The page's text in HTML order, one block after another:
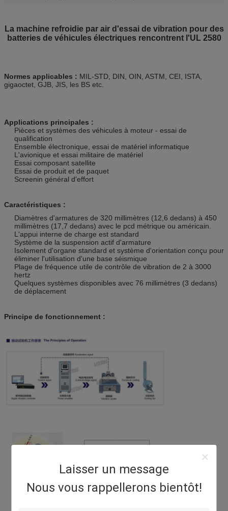
Laisser un message
Nous vous rappellerons bientôt!
La machine refroidie par air d'essai de vibration pour des
batteries de véhicules électriques rencontrent l'UL 2580
Normes applicables : MIL-STD, DIN, OIN, ASTM, CEI, ISTA,
gigaoctet, GJB, JIS, les BS etc.
Applications principales :
Pièces et systèmes des véhicules à moteur - essai de
qualification
Ensemble électronique, essai de matériel informatique
L'avionique et essai militaire de matériel
Essai composant satellite
Essai de produit et de paquet
Screenin général d'effort
Caractéristiques :
Diamètres d'armatures de 320 millimètres (12,6 dedans) à 450
millimètres (17,7 dedans) avec le pcd métrique ou américain.
L'appui interne de charge est standard
Système de la suspension actif d'armature
Isolement d'organe standard et système d'orientation conçu pour
éliminer l'utilisation d'une base séismique
Plage de fréquence utile de contrôle de vibration de 2 à 3000
hertz
Quelques systèmes disponibles avec 76 millimètres (3 dedans)
de déplacement
Principe de fonctionnement :